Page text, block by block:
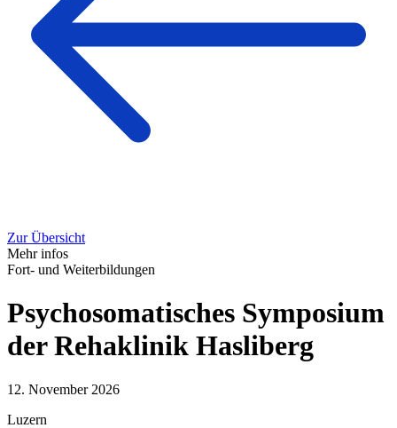
Zur Übersicht
Mehr infos
Fort- und Weiterbildungen
Psychosomatisches Symposium
der Rehaklinik Hasliberg
12. November 2026
Luzern